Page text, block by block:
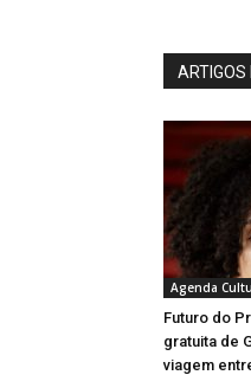
ARTIGOS
Agenda
Futuro do
gratuita de
viagem